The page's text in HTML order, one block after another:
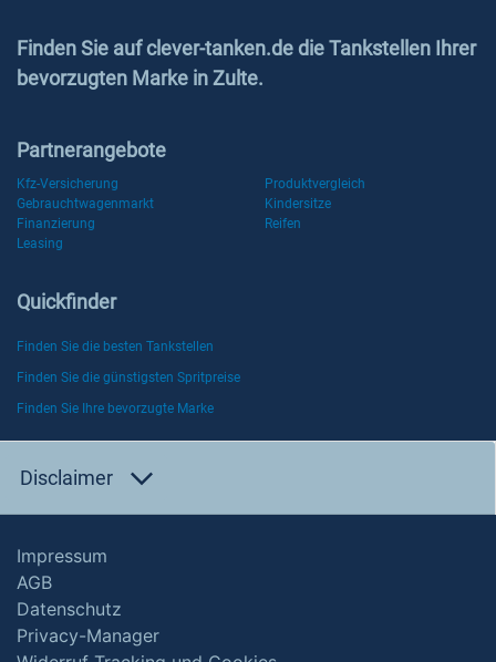
Finden Sie auf clever-tanken.de die Tankstellen Ihrer
bevorzugten Marke in Zulte.
Partnerangebote
Kfz-Versicherung
Produktvergleich
Gebrauchtwagenmarkt
Kindersitze
Finanzierung
Reifen
Leasing
Quickfinder
Finden Sie die besten Tankstellen
Finden Sie die günstigsten Spritpreise
Finden Sie Ihre bevorzugte Marke
Disclaimer
Impressum
AGB
Datenschutz
Privacy-Manager